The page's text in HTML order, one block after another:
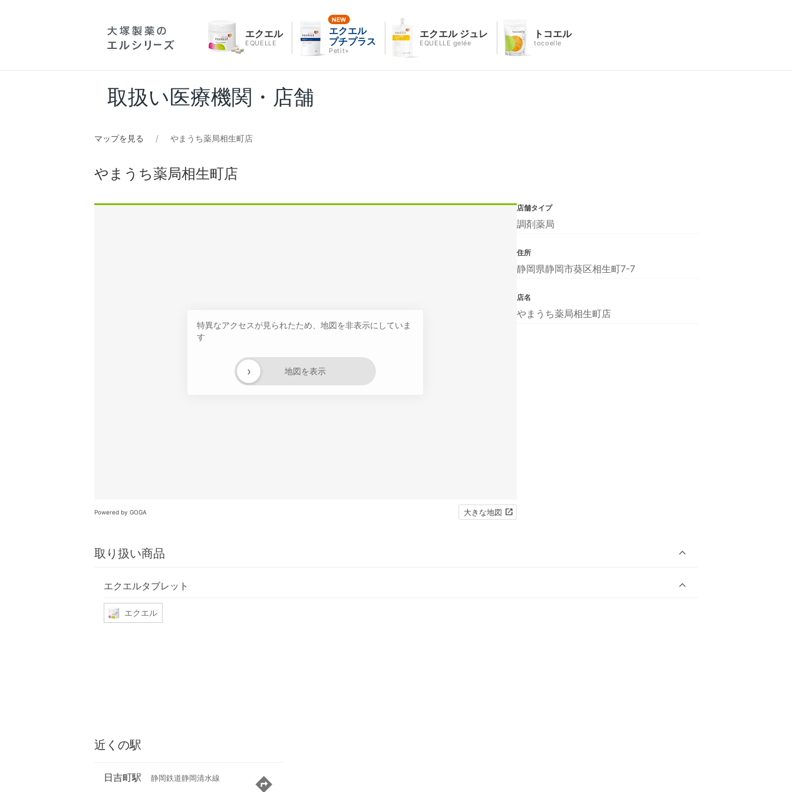
エクエル
EQUELLE
エクエル
プチプラス
Petit+
エクエル ジュレ
EQUELLE gelée
トコエル
tocoelle
取扱い医療機関・店舗
マップを見る やまうち薬局相生町店
やまうち薬局相生町店
特異なアクセスが見られたため、地図を非表示にしていま
す
地図を表示
›
Powered by GOGA 大きな地図
取り扱い商品
エクエルタブレット
エクエル
店舗タイプ
調剤薬局
住所
静岡県静岡市葵区相生町7-7
店名
やまうち薬局相生町店
近くの駅
日吉町駅 静岡鉄道静岡清水線